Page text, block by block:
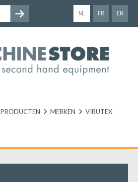
NL FR EN
PRODUCTEN MERKEN VIRUTEX